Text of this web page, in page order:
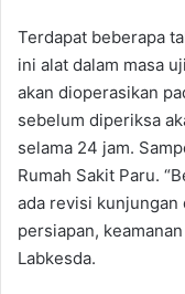
Terdapat beberapa
ini alat dalam masa
akan dioperasikan
sebelum diperiksa
selama 24 jam.
Rumah Sakit Paru.
ada revisi
persiapan,
Labkesda.